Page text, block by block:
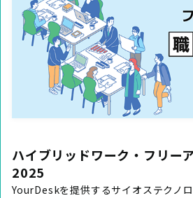
ハイブリッドワーク・フリー
2025
YourDeskを提供するサイオステクノ